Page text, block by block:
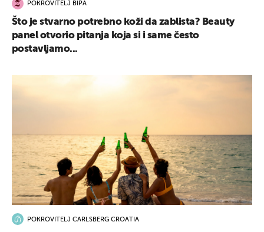
POKROVITELJ BIPA
Što je stvarno potrebno koži da zablista? Beauty
panel otvorio pitanja koja si i same često
postavljamo...
POKROVITELJ CARLSBERG CROATIA